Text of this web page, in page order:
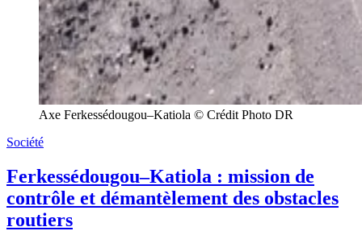
Axe Ferkessédougou–Katiola © Crédit Photo DR
Société
Ferkessédougou–Katiola : mission de
contrôle et démantèlement des obstacles
routiers